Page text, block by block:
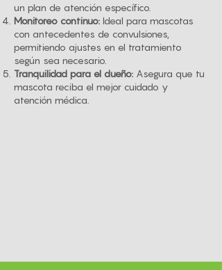
un plan de atención específico.
Monitoreo continuo: Ideal para mascotas
con antecedentes de convulsiones,
permitiendo ajustes en el tratamiento
según sea necesario.
Tranquilidad para el dueño: Asegura que tu
mascota reciba el mejor cuidado y
atención médica.